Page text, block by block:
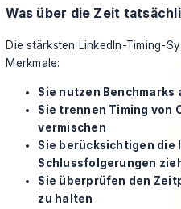
Was über die Zeit
Die stärksten LinkedIn-Timing-
Merkmale:
Sie nutzen
Sie trennen Timing
vermischen
Sie berücksichtigen
Schlussfolgerungen
Sie überprüfen den
zu halten